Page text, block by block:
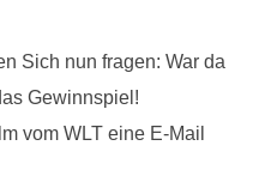
Sich nun fragen: War da
Gewinnspiel!
vom WLT eine E-Mail